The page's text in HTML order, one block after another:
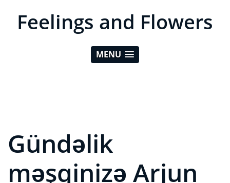
Feelings and Flowers
MENU
Gündəlik
məşqinizə Arjun